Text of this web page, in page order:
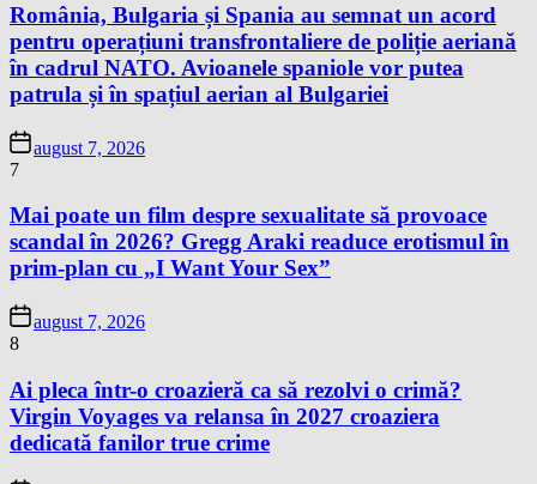
România, Bulgaria și Spania au semnat un acord
pentru operațiuni transfrontaliere de poliție aeriană
în cadrul NATO. Avioanele spaniole vor putea
patrula și în spațiul aerian al Bulgariei
august 7, 2026
7
Mai poate un film despre sexualitate să provoace
scandal în 2026? Gregg Araki readuce erotismul în
prim-plan cu „I Want Your Sex”
august 7, 2026
8
Ai pleca într-o croazieră ca să rezolvi o crimă?
Virgin Voyages va relansa în 2027 croaziera
dedicată fanilor true crime